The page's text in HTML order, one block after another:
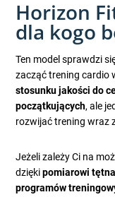
Horizon
dla kogo
Ten model sprawdzi
zacząć trening cardio
stosunku jakości do
początkujących, ale
rozwijać trening wraz
Jeżeli zależy Ci na
dziękipomiarowi
programów